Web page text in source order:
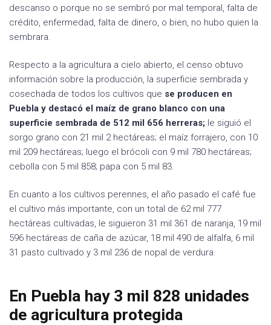
descanso o porque no se sembró por mal temporal, falta de
crédito, enfermedad, falta de dinero, o bien, no hubo quien la
sembrara.
Respecto a la agricultura a cielo abierto, el censo obtuvo
información sobre la producción, la superficie sembrada y
cosechada de todos los cultivos que se producen en
Puebla y destacó el maíz de grano blanco con una
superficie sembrada de 512 mil 656 herreras; le siguió el
sorgo grano con 21 mil 2 hectáreas; el maíz forrajero, con 10
mil 209 hectáreas; luego el brócoli con 9 mil 780 hectáreas;
cebolla con 5 mil 858; papa con 5 mil 83.
En cuanto a los cultivos perennes, el año pasado el café fue
el cultivo más importante, con un total de 62 mil 777
hectáreas cultivadas, le siguieron 31 mil 361 de naranja, 19 mil
596 hectáreas de caña de azúcar, 18 mil 490 de alfalfa, 6 mil
31 pasto cultivado y 3 mil 236 de nopal de verdura.
En Puebla hay 3 mil 828 unidades
de agricultura protegida